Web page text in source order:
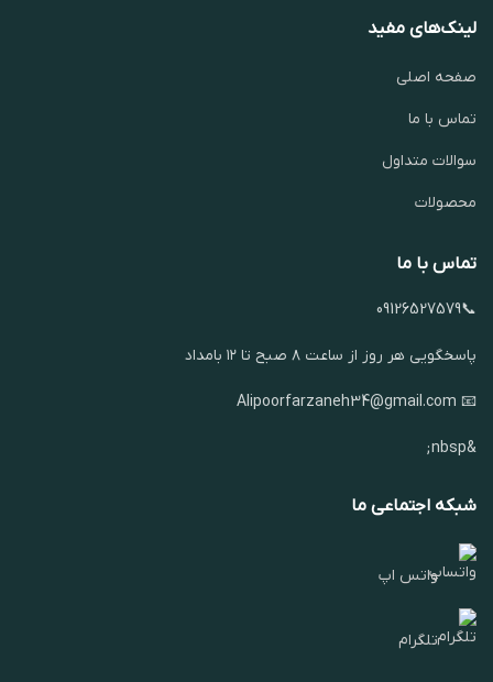
لینک‌های مفید
صفحه اصلی
تماس با ما
سوالات متداول
محصولات
تماس با ما
📞09126527579
پاسخگویی هر روز از ساعت ۸ صبح تا ۱۲ بامداد
📧 Alipoorfarzaneh34@gmail.com
&nbsp;
شبکه اجتماعی ما
واتس اپ
تلگرام